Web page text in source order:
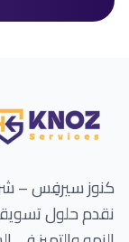
كنوز سيرفِس –
نقدم حلول